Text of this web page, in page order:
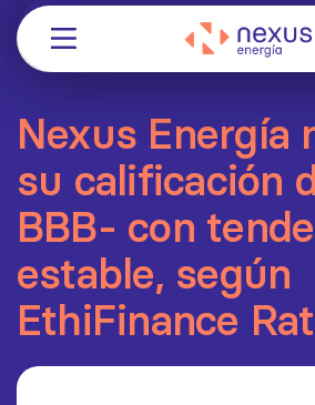
Nexus Energía
su calificación
BBB- con
estable, según
EthiFinance